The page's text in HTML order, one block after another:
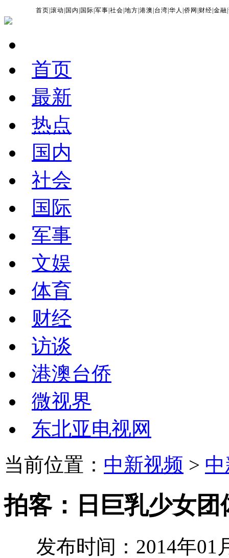
首页 |滚动 国内 国际 |军事 |社会 |地方 |港澳 台湾 |华人 |侨网 财经 |金融 |
首页
最新
热点
国内
社会
国际
军事
文娱
体育
财经
访谈
港澳台侨
微视界
东北亚电视网
当前位置： 中新视频 >
拍客：日巨乳少女
发布时间：2014年01